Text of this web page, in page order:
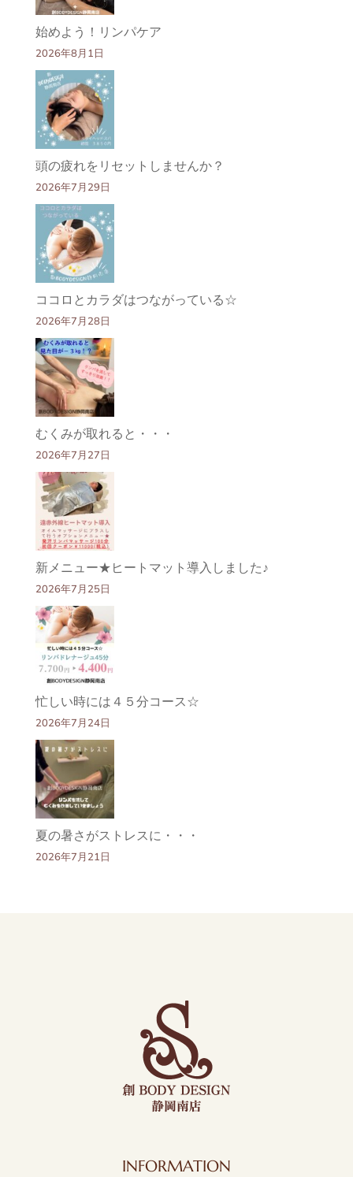
始めよう！リンパケア
2026年8月1日
頭の疲れをリセットしませんか？
2026年7月29日
ココロとカラダはつながっている☆
2026年7月28日
むくみが取れると・・・
2026年7月27日
新メニュー★ヒートマット導入しました♪
2026年7月25日
忙しい時には４５分コース☆
2026年7月24日
夏の暑さがストレスに・・・
2026年7月21日
INFORMATION